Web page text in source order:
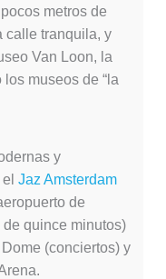
metros de
calle tranquila, y
Van Loon, la
museos de “la
y
Jaz Amsterdam
de
quince minutos)
(conciertos) y